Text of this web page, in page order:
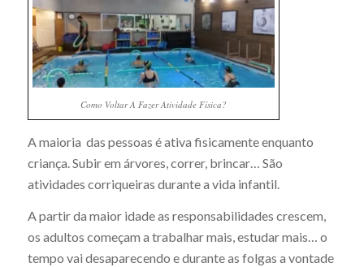
Como Voltar A Fazer Atividade Física?
A maioria das pessoas é ativa fisicamente enquanto
criança. Subir em árvores, correr, brincar… São
atividades corriqueiras durante a vida infantil.
A partir da maior idade as responsabilidades crescem,
os adultos começam a trabalhar mais, estudar mais… o
tempo vai desaparecendo e durante as folgas a vontade